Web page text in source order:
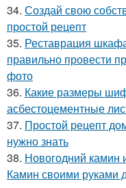
34. Создай свою
простой рецепт
35. Реставрация
правильно провести
фото
36. Какие размеры
асбестоцементные
37. Простой рецепт
нужно знать
38. Новогодний камин
Камин своими руками